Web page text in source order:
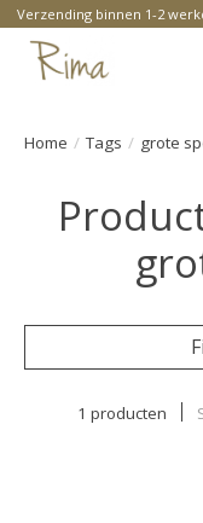
Verzending binnen 1-2
Home / Tags / grote
1 producten